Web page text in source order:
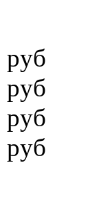
руб
руб
руб
руб